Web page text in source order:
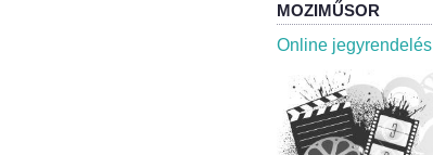
MOZIMŰSOR
Online jegyrendelés